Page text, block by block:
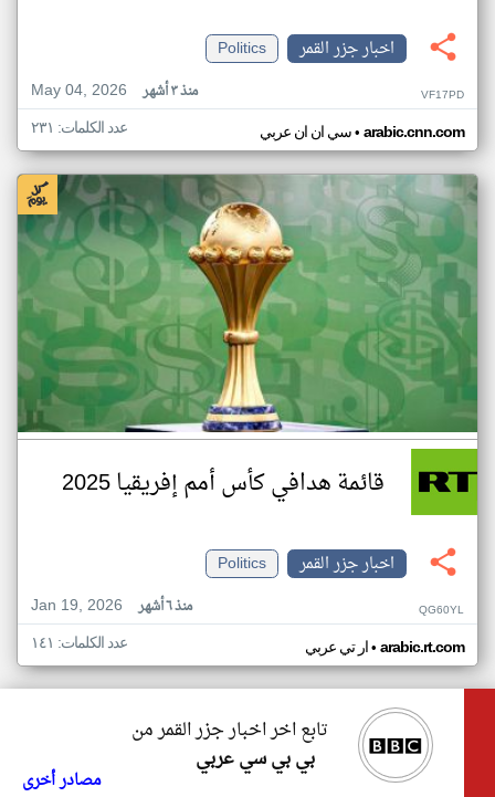
اخبار جزر القمر
Politics
May 04, 2026
منذ ٣ أشهر VF17PD
سي ان ان عربي• arabic.cnn.com عدد الكلمات: ٢٣١
قائمة هدافي كأس أمم إفريقيا 2025
اخبار جزر القمر
Politics
Jan 19, 2026
منذ ٦ أشهر QG60YL
ار تي عربي• arabic.rt.com عدد الكلمات: ١٤١
تابع اخر اخبار جزر القمر من
بي بي سي عربي
مصادر أخرى